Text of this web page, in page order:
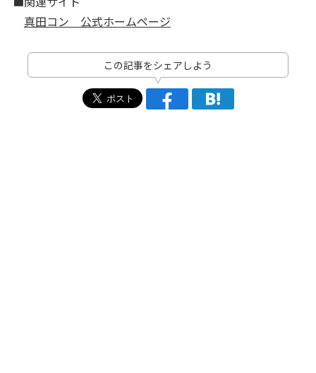
真田コン 公式ホームページ
この記事をシェアしよう